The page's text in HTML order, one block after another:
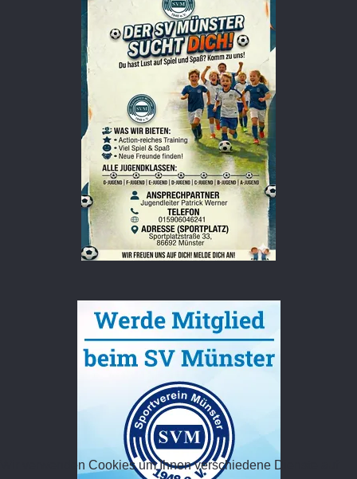
Wir verwenden Cookies um Ihnen verschiedene Dienste auf